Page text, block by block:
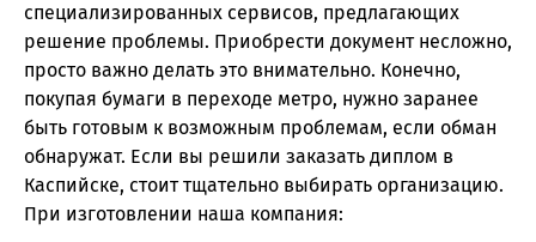
специализированных сервисов, предлагающих
решение проблемы. Приобрести документ несложно,
просто важно делать это внимательно. Конечно,
покупая бумаги в переходе метро, нужно заранее
быть готовым к возможным проблемам, если обман
обнаружат. Если вы решили заказать диплом в
Каспийске, стоит тщательно выбирать организацию.
При изготовлении наша компания: